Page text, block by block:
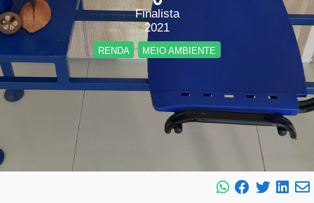
Finalista
2021
RENDA MEIO AMBIENTE